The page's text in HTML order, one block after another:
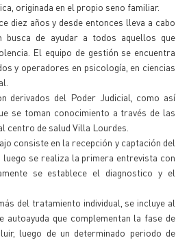
originada en el propio seno familiar.
diez años y desde entonces lleva a cabo
busca de ayudar a todos aquellos que
El equipo de gestión se encuentra
y operadores en psicología, en ciencias
derivados del Poder Judicial, como así
se toman conocimiento a través de las
centro de salud Villa Lourdes.
consiste en la recepción y captación del
luego se realiza la primera entrevista con
se establece el diagnostico y el
del tratamiento individual, se incluye al
autoayuda que complementan la fase de
luego de un determinado periodo de